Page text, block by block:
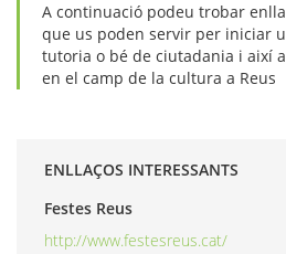
A continuació podeu trobar
que us poden servir per iniciar
tutoria o bé de ciutadania i així
en el camp de la cultura a Reus
ENLLAÇOS INTERESSANTS
Festes Reus
http://www.festesreus.cat/